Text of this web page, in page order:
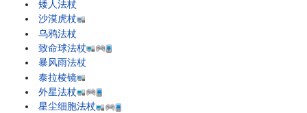
矮人法杖
沙漠虎杖
乌鸦法杖
致命球法杖
暴风雨法杖
泰拉棱镜
外星法杖
星尘细胞法杖